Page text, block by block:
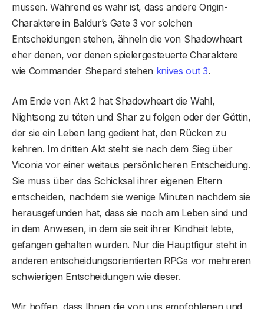
müssen. Während es wahr ist, dass andere Origin-
Charaktere in Baldur’s Gate 3 vor solchen
Entscheidungen stehen, ähneln die von Shadowheart
eher denen, vor denen spielergesteuerte Charaktere
wie Commander Shepard stehen knives out 3.
Am Ende von Akt 2 hat Shadowheart die Wahl,
Nightsong zu töten und Shar zu folgen oder der Göttin,
der sie ein Leben lang gedient hat, den Rücken zu
kehren. Im dritten Akt steht sie nach dem Sieg über
Viconia vor einer weitaus persönlicheren Entscheidung.
Sie muss über das Schicksal ihrer eigenen Eltern
entscheiden, nachdem sie wenige Minuten nachdem sie
herausgefunden hat, dass sie noch am Leben sind und
in dem Anwesen, in dem sie seit ihrer Kindheit lebte,
gefangen gehalten wurden. Nur die Hauptfigur steht in
anderen entscheidungsorientierten RPGs vor mehreren
schwierigen Entscheidungen wie dieser.
Wir hoffen, dass Ihnen die von uns empfohlenen und